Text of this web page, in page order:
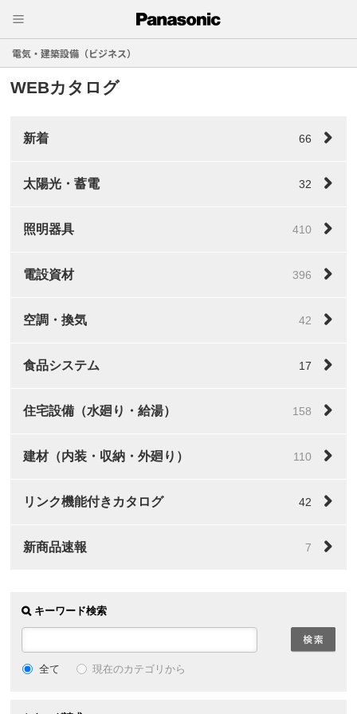
電気・建築設備（ビジネス）
WEBカタログ
新着 66
太陽光・蓄電 32
照明器具 410
電設資材 396
空調・換気 42
食品システム 17
住宅設備（水廻り・給湯） 158
建材（内装・収納・外廻り） 110
リンク機能付きカタログ 42
新商品速報 7
キーワード検索
全て 現在のカテゴリから